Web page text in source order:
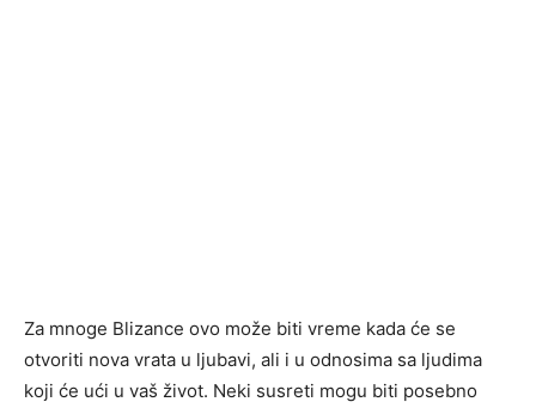
Za mnoge Blizance ovo može biti vreme kada će se
otvoriti nova vrata u ljubavi, ali i u odnosima sa ljudima
koji će ući u vaš život. Neki susreti mogu biti posebno